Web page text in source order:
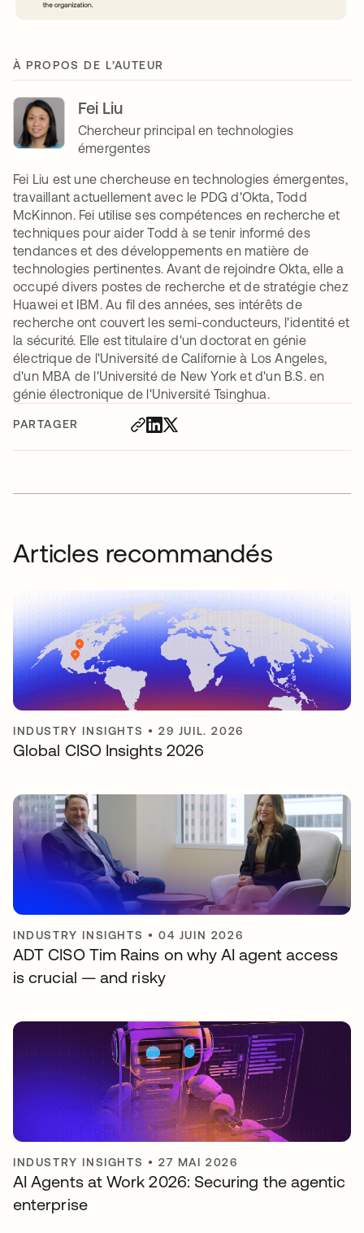
PARTAGER
À PROPOS DE L’AUTEUR
Fei Liu
Chercheur principal en technologies
émergentes
Fei Liu est une chercheuse en technologies émergentes,
travaillant actuellement avec le PDG d'Okta, Todd
McKinnon. Fei utilise ses compétences en recherche et
techniques pour aider Todd à se tenir informé des
tendances et des développements en matière de
technologies pertinentes. Avant de rejoindre Okta, elle a
occupé divers postes de recherche et de stratégie chez
Huawei et IBM. Au fil des années, ses intérêts de
recherche ont couvert les semi-conducteurs, l'identité et
la sécurité. Elle est titulaire d'un doctorat en génie
électrique de l'Université de Californie à Los Angeles,
d'un MBA de l'Université de New York et d'un B.S. en
génie électronique de l'Université Tsinghua.
Articles recommandés
INDUSTRY INSIGHTS •29 JUIL. 2026
Global CISO Insights 2026
INDUSTRY INSIGHTS •04 JUIN 2026
ADT CISO Tim Rains on why AI agent access
is crucial — and risky
INDUSTRY INSIGHTS •27 MAI 2026
AI Agents at Work 2026: Securing the agentic
enterprise